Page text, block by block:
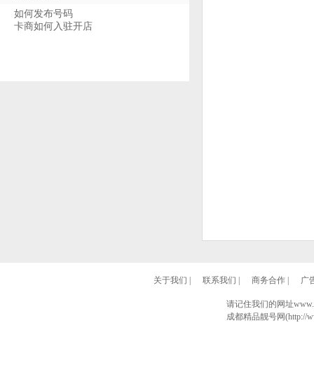
如何发布号码
卡商如何入驻开店
关于我们 联系我们 商务合作| 广
请记住我们的网址
成都精品靓号网(http://